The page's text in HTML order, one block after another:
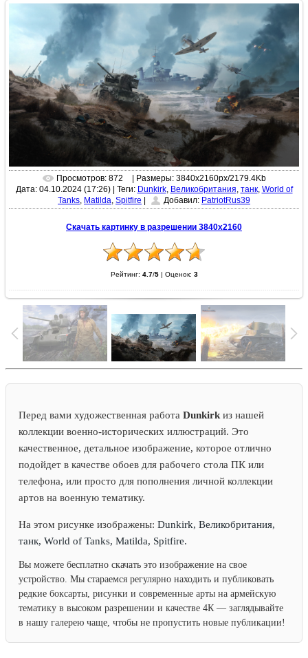
Просмотров: 872
| Размеры: 3840x2160px/2179.4Kb
Дата: 04.10.2024 (17:26)| Теги: Dunkirk, Великобритания, танк, World of
Tanks, Matilda, Spitfire Добавил: PatriotRus39
Скачать картинку в разрешении 3840x2160
Рейтинг: 4.7/5| Оценок: 3
Перед вами художественная работа Dunkirk из нашей
коллекции военно-исторических иллюстраций. Это
качественное, детальное изображение, которое отлично
подойдет в качестве обоев для рабочего стола ПК или
телефона, или просто для пополнения личной коллекции
артов на военную тематику.
На этом рисунке изображены: Dunkirk, Великобритания,
танк, World of Tanks, Matilda, Spitfire.
Вы можете бесплатно скачать это изображение на свое
устройство. Мы стараемся регулярно находить и публиковать
редкие боксарты, рисунки и современные арты на армейскую
тематику в высоком разрешении и качестве 4К — заглядывайте
в нашу галерею чаще, чтобы не пропустить новые публикации!